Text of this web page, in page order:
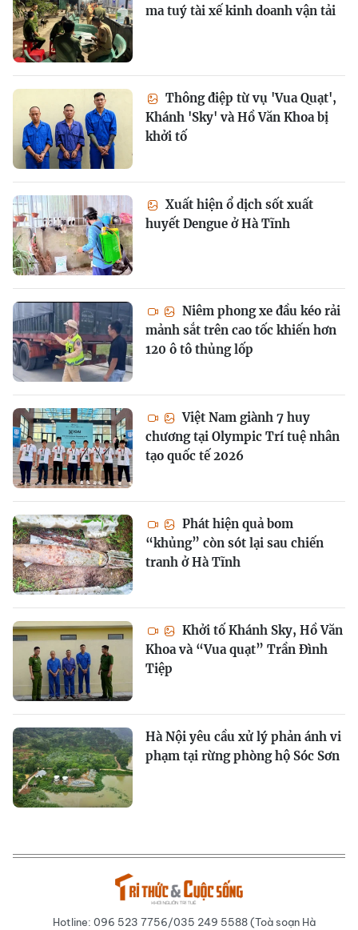
ma tuý tài xế kinh doanh vận tải
Thông điệp từ vụ 'Vua Quạt',
Khánh 'Sky' và Hồ Văn Khoa bị
khởi tố
Xuất hiện ổ dịch sốt xuất
huyết Dengue ở Hà Tĩnh
Niêm phong xe đầu kéo rải
mảnh sắt trên cao tốc khiến hơn
120 ô tô thủng lốp
Việt Nam giành 7 huy
chương tại Olympic Trí tuệ nhân
tạo quốc tế 2026
Phát hiện quả bom
“khủng” còn sót lại sau chiến
tranh ở Hà Tĩnh
Khởi tố Khánh Sky, Hồ Văn
Khoa và “Vua quạt” Trần Đình
Tiệp
Hà Nội yêu cầu xử lý phản ánh vi
phạm tại rừng phòng hộ Sóc Sơn
Hotline: 096 523 7756/035 249 5588 (Toà soạn Hà